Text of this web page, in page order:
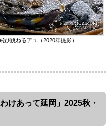
び跳ねるアユ（2020年撮影）
けあって延岡」2025秋・